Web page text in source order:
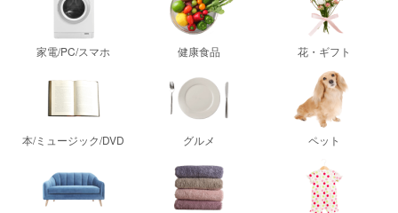
家電/PC/スマホ 健康食品 花・ギフト
本/ミュージック/DVD グルメ ペット